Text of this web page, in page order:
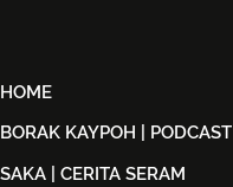
HOME
BORAK KAYPOH | PODCAST
SAKA | CERITA SERAM